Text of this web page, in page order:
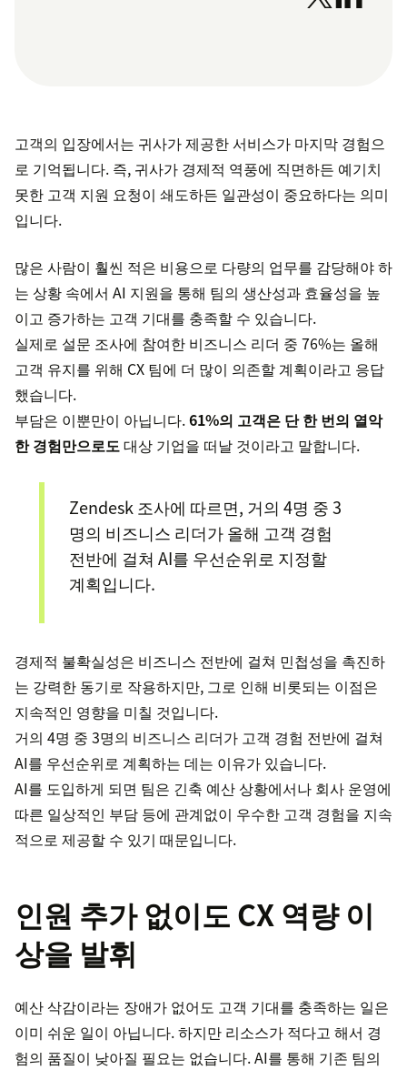
고객의 입장에서는 귀사가 제공한 서비스가 마지막 경험으
로 기억됩니다. 즉, 귀사가 경제적 역풍에 직면하든 예기치
못한 고객 지원 요청이 쇄도하든 일관성이 중요하다는 의미
입니다.
많은 사람이 훨씬 적은 비용으로 다량의 업무를 감당해야 하
는 상황 속에서 AI 지원을 통해 팀의 생산성과 효율성을 높
이고 증가하는 고객 기대를 충족할 수 있습니다.
실제로 설문 조사에 참여한 비즈니스 리더 중 76%는 올해
고객 유지를 위해 CX 팀에 더 많이 의존할 계획이라고 응답
했습니다.
부담은 이뿐만이 아닙니다.61%의 고객은 단 한 번의 열악
한 경험만으로도대상 기업을 떠날 것이라고 말합니다.
Zendesk 조사에 따르면, 거의 4명 중 3
명의 비즈니스 리더가 올해 고객 경험
전반에 걸쳐 AI를 우선순위로 지정할
계획입니다.
경제적 불확실성은 비즈니스 전반에 걸쳐 민첩성을 촉진하
는 강력한 동기로 작용하지만, 그로 인해 비롯되는 이점은
지속적인 영향을 미칠 것입니다.
거의 4명 중 3명의 비즈니스 리더가 고객 경험 전반에 걸쳐
AI를 우선순위로 계획하는 데는 이유가 있습니다.
AI를 도입하게 되면 팀은 긴축 예산 상황에서나 회사 운영에
따른 일상적인 부담 등에 관계없이 우수한 고객 경험을 지속
적으로 제공할 수 있기 때문입니다.
인원 추가 없이도 CX 역량 이
상을 발휘
예산 삭감이라는 장애가 없어도 고객 기대를 충족하는 일은
이미 쉬운 일이 아닙니다. 하지만 리소스가 적다고 해서 경
험의 품질이 낮아질 필요는 없습니다. AI를 통해 기존 팀의